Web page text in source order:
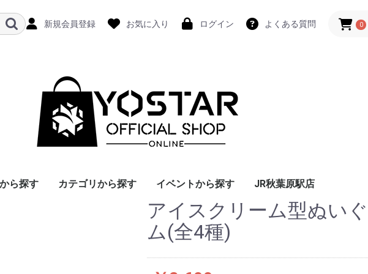
新規会員登録 お気に入り ログイン よくある質問 0
ら探す カテゴリから探す イベントから探す JR秋葉原駅店
アイスクリーム型ぬい
ム(全4種)